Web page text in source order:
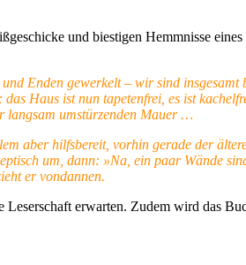
und biestigen Hemmnisse
Enden gewerkelt – wir sind
Haus ist nun tapetenfrei, es ist
langsam umstürzenden Mauer …
aber hilfsbereit, vorhin gerade der
um, dann: »Na, ein paar Wände
er vondannen.
erwarten. Zudem wird das